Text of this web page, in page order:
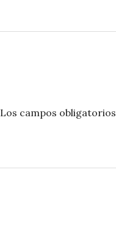
Los campos obligatorios